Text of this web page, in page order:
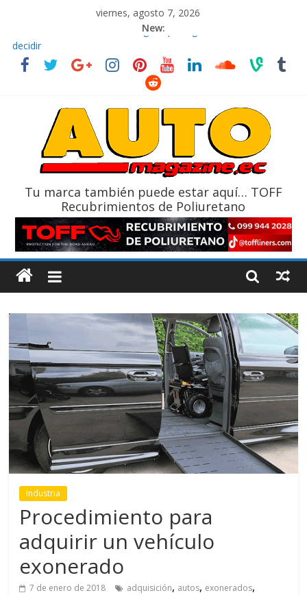
viernes, agosto 7, 2026
New:
El costo de tener un vehículo gana protagonismo a la hora de
decidir
Ultima película ‘Spider‑Man: Brand New Day’ pone en escena a
La Vuelta al Ecuador 2026, edición 47ª, recorre 7 provincias en 8
La FEDAK recibe 12 Sinotruk Bolden para cubrir las rutas de La
Tu marca también puede estar aquí… TOFF
Recubrimientos de Poliuretano
Industria
Procedimiento para
adquirir un vehículo
exonerado
7 de enero de 2018 adquisición, autos, exonerados,